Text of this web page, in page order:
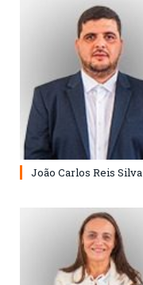
João Carlos Reis Silva